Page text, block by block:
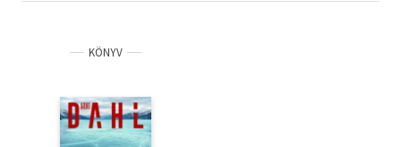
KÖNYV